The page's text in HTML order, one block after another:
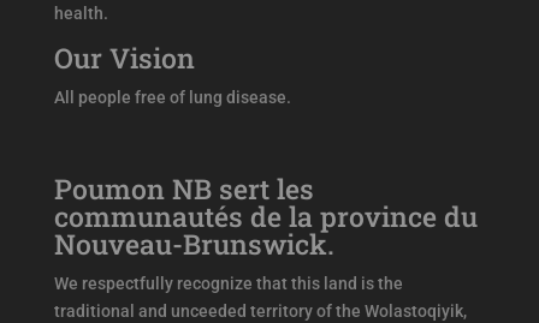
health.
Our Vision
All people free of lung disease.
Poumon NB sert les
communautés de la province du
Nouveau-Brunswick.
We respectfully recognize that this land is the
traditional and unceeded territory of the Wolastoqiyik,